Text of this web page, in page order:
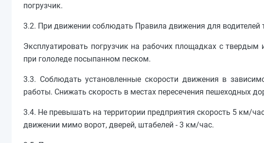
погрузчик.
3.2. При движении соблюдать Правила движения для водителей
Эксплуатировать погрузчик на рабочих площадках с
при гололеде посыпанном песком.
3.3. Соблюдать установленные скорости движения в
работы. Снижать скорость в местах пересечения пешеходных
3.4. Не превышать на территории предприятия скорость 5 км/
движении мимо ворот, дверей, штабелей - 3 км/час.